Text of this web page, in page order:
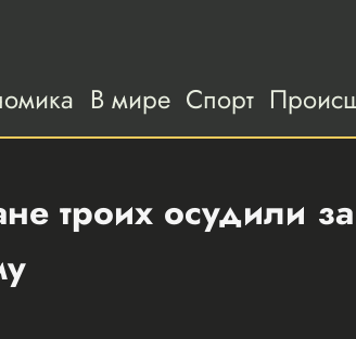
В мире Спорт
троих осудили